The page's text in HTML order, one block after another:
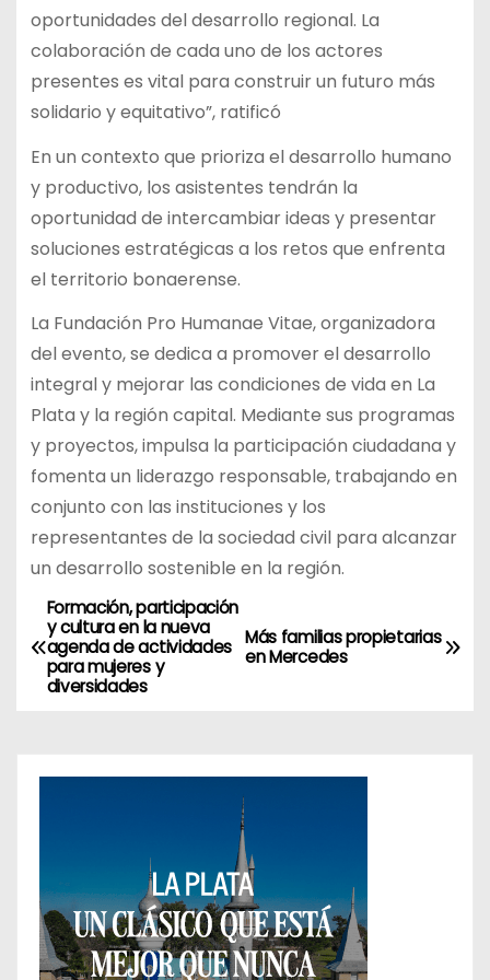
oportunidades del desarrollo regional. La
colaboración de cada uno de los actores
presentes es vital para construir un futuro más
solidario y equitativo”, ratificó
En un contexto que prioriza el desarrollo humano
y productivo, los asistentes tendrán la
oportunidad de intercambiar ideas y presentar
soluciones estratégicas a los retos que enfrenta
el territorio bonaerense.
La Fundación Pro Humanae Vitae, organizadora
del evento, se dedica a promover el desarrollo
integral y mejorar las condiciones de vida en La
Plata y la región capital. Mediante sus programas
y proyectos, impulsa la participación ciudadana y
fomenta un liderazgo responsable, trabajando en
conjunto con las instituciones y los
representantes de la sociedad civil para alcanzar
un desarrollo sostenible en la región.
N
a
c
Más familias propietarias
en Mercedes
Formación, participación
y cultura en la nueva
agenda de actividades
para mujeres y
diversidades